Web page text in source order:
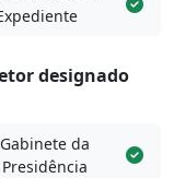
designado
Gabinete da
Presidência